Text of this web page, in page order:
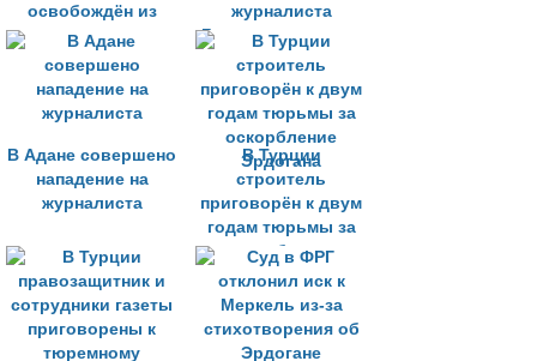
освобождён из
тюрьмы
журналиста
Гюндема в тюрьме
В Адане совершено
нападение на
журналиста
В Турции
строитель
приговорён к двум
годам тюрьмы за
оскорбление
Эрдогана